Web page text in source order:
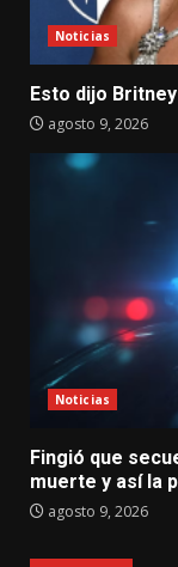
Noticias
Esto dijo
agosto 9, 2026
Noticias
Fingió que
muerte y así la
agosto 9, 2026